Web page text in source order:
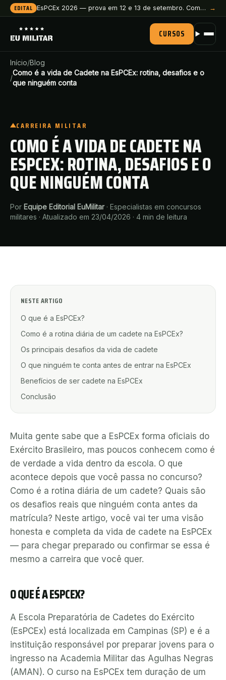
EDITAL EsPCEx 2026 — prova em 12 e 13 de setembro. Comece a preparação agora. →
CURSOS
Início/Blog
/
Como é a vida de Cadete na EsPCEx: rotina, desafios e o
que ninguém conta
CARREIRA MILITAR
COMO É A VIDA DE CADETE NA
ESPCEX: ROTINA, DESAFIOS E O
QUE NINGUÉM CONTA
Por Equipe Editorial EuMilitar· Especialistas em concursos
militares · Atualizado em 23/04/2026 · 4 min de leitura
NESTE ARTIGO
O que é a EsPCEx?
Como é a rotina diária de um cadete na EsPCEx?
Os principais desafios da vida de cadete
O que ninguém te conta antes de entrar na EsPCEx
Benefícios de ser cadete na EsPCEx
Conclusão
Muita gente sabe que a EsPCEx forma oficiais do
Exército Brasileiro, mas poucos conhecem como é
de verdade a vida dentro da escola. O que
acontece depois que você passa no concurso?
Como é a rotina diária de um cadete? Quais são
os desafios reais que ninguém conta antes da
matrícula? Neste artigo, você vai ter uma visão
honesta e completa da vida de cadete na EsPCEx
— para chegar preparado ou confirmar se essa é
mesmo a carreira que você quer.
O QUE É A ESPCEX?
A Escola Preparatória de Cadetes do Exército
(EsPCEx) está localizada em Campinas (SP) e é a
instituição responsável por preparar jovens para o
ingresso na Academia Militar das Agulhas Negras
(AMAN). O curso na EsPCEx tem duração de um